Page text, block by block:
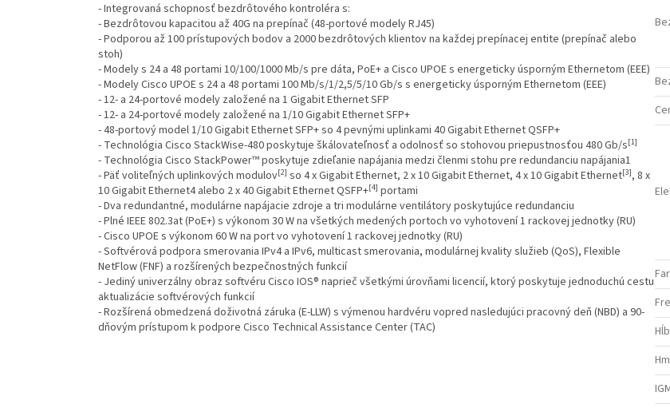
- Integrovaná schopnosť bezdrôtového kontroléra s:
- Bezdrôtovou kapacitou až 40G na prepínač (48-portové modely RJ45)
- Podporou až 100 prístupových bodov a 2000 bezdrôtových klientov na každej prepínacej entite (prepínač alebo
stoh)
- Modely s 24 a 48 portami 10/100/1000 Mb/s pre dáta, PoE+ a Cisco UPOE s energeticky úsporným Ethernetom (EEE)
- Modely Cisco UPOE s 24 a 48 portami 100 Mb/s/1/2,5/5/10 Gb/s s energeticky úsporným Ethernetom (EEE)
- 12- a 24-portové modely založené na 1 Gigabit Ethernet SFP
- 12- a 24-portové modely založené na 1/10 Gigabit Ethernet SFP+
- 48-portový model 1/10 Gigabit Ethernet SFP+ so 4 pevnými uplinkami 40 Gigabit Ethernet QSFP+
- Technológia Cisco StackWise-480 poskytuje škálovateľnosť a odolnosť so stohovou priepustnosťou 480 Gb/s[1]
- Technológia Cisco StackPower™ poskytuje zdieľanie napájania medzi členmi stohu pre redundanciu napájania1
- Päť voliteľných uplinkových modulov[2] so 4 x Gigabit Ethernet, 2 x 10 Gigabit Ethernet, 4 x 10 Gigabit Ethernet[3], 8 x
10 Gigabit Ethernet4 alebo 2 x 40 Gigabit Ethernet QSFP+[4] portami
- Dva redundantné, modulárne napájacie zdroje a tri modulárne ventilátory poskytujúce redundanciu
- Plné IEEE 802.3at (PoE+) s výkonom 30 W na všetkých medených portoch vo vyhotovení 1 rackovej jednotky (RU)
- Cisco UPOE s výkonom 60 W na port vo vyhotovení 1 rackovej jednotky (RU)
- Softvérová podpora smerovania IPv4 a IPv6, multicast smerovania, modulárnej kvality služieb (QoS), Flexible
NetFlow (FNF) a rozšírených bezpečnostných funkcií
- Jediný univerzálny obraz softvéru Cisco IOS® naprieč všetkými úrovňami licencií, ktorý poskytuje jednoduchú cestu
aktualizácie softvérových funkcií
- Rozšírená obmedzená doživotná záruka (E-LLW) s výmenou hardvéru vopred nasledujúci pracovný deň (NBD) a 90-
dňovým prístupom k podpore Cisco Technical Assistance Center (TAC)